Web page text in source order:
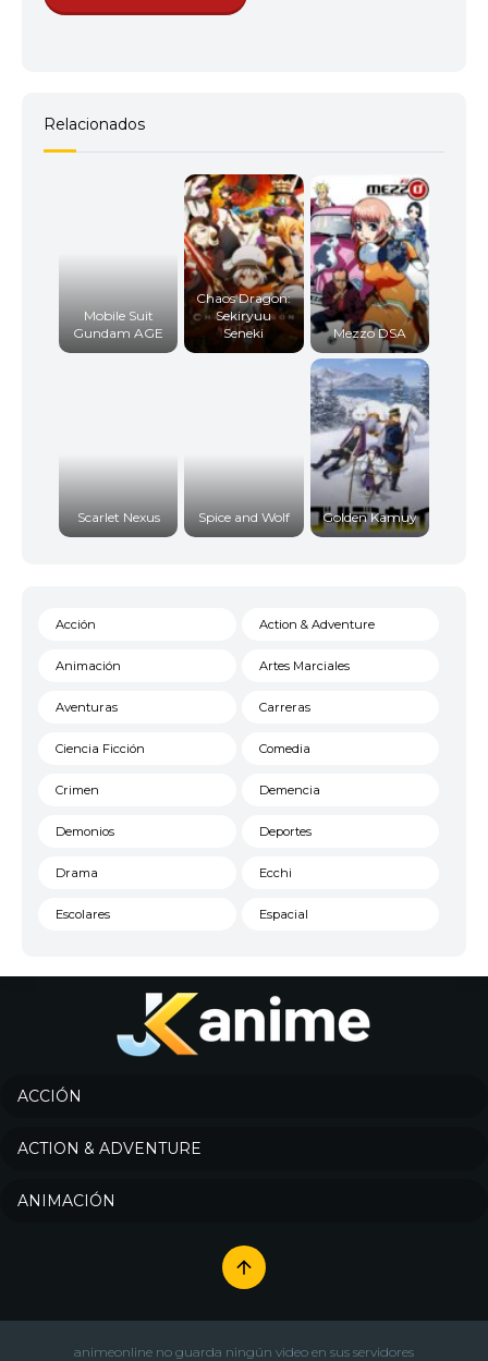
Relacionados
Mobile Suit
Gundam AGE
Chaos Dragon:
Sekiryuu
Seneki
Mezzo DSA
Scarlet Nexus Spice and Wolf Golden Kamuy
Acción Action & Adventure
Animación Artes Marciales
Aventuras Carreras
Ciencia Ficción Comedia
Crimen Demencia
Demonios Deportes
Drama Ecchi
Escolares Espacial
Historico
Josei
Música
Romance
ACCIÓN
ACTION & ADVENTURE
ANIMACIÓN
animeonline no guarda ningún video en sus servidores